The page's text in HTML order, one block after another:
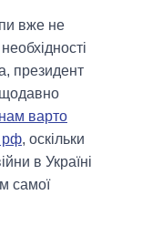
вже не
президент
варто
рф, оскільки
в Україні
самої